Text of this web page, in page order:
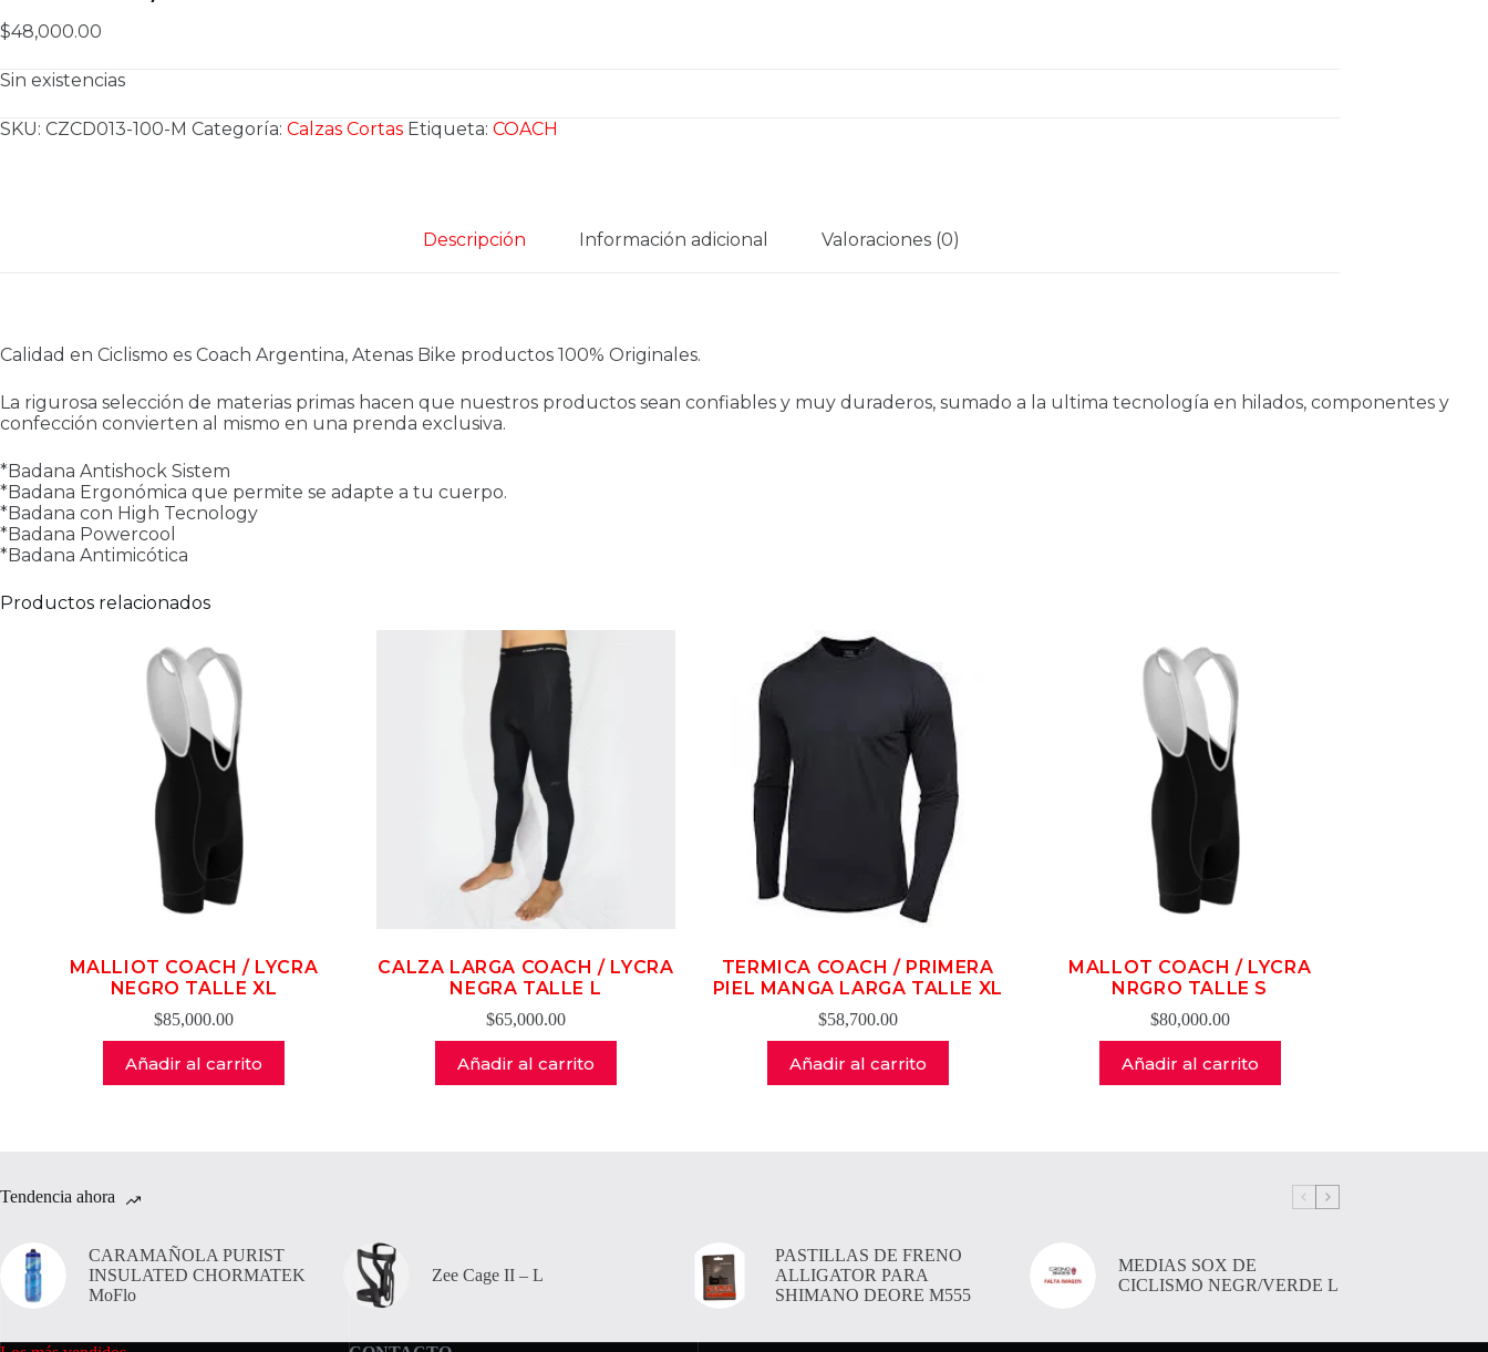
$48,000.00
Sin existencias
SKU: CZCD013-100-M Categoría: Calzas Cortas Etiqueta: COACH
Descripción Información adicional Valoraciones (0)
Calidad en Ciclismo es Coach Argentina, Atenas Bike productos 100% Originales.
La rigurosa selección de materias primas hacen que nuestros productos sean confiables y muy duraderos, sumado a la ultima tecnología en hilados, componentes y
confección convierten al mismo en una prenda exclusiva.
*Badana Antishock Sistem
*Badana Ergonómica que permite se adapte a tu cuerpo.
*Badana con High Tecnology
*Badana Powercool
*Badana Antimicótica
Productos relacionados
MALLIOT COACH / LYCRA
NEGRO TALLE XL
$85,000.00
Añadir al carrito
CALZA LARGA COACH / LYCRA
NEGRA TALLE L
$65,000.00
Añadir al carrito
TERMICA COACH / PRIMERA
PIEL MANGA LARGA TALLE XL
$58,700.00
Añadir al carrito
MALLOT COACH / LYCRA
NRGRO TALLE S
$80,000.00
Añadir al carrito
Tendencia ahora
CARAMAÑOLA PURIST
INSULATED CHORMATEK
MoFlo
Zee Cage II – L
PASTILLAS DE FRENO
ALLIGATOR PARA
SHIMANO DEORE M555
MEDIAS SOX DE
CICLISMO NEGR/VERDE L